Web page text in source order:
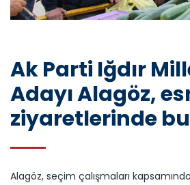
Ak Parti Iğdır
Adayı Alagöz,
ziyaretlerinde
Alagöz, seçim çalışmaları